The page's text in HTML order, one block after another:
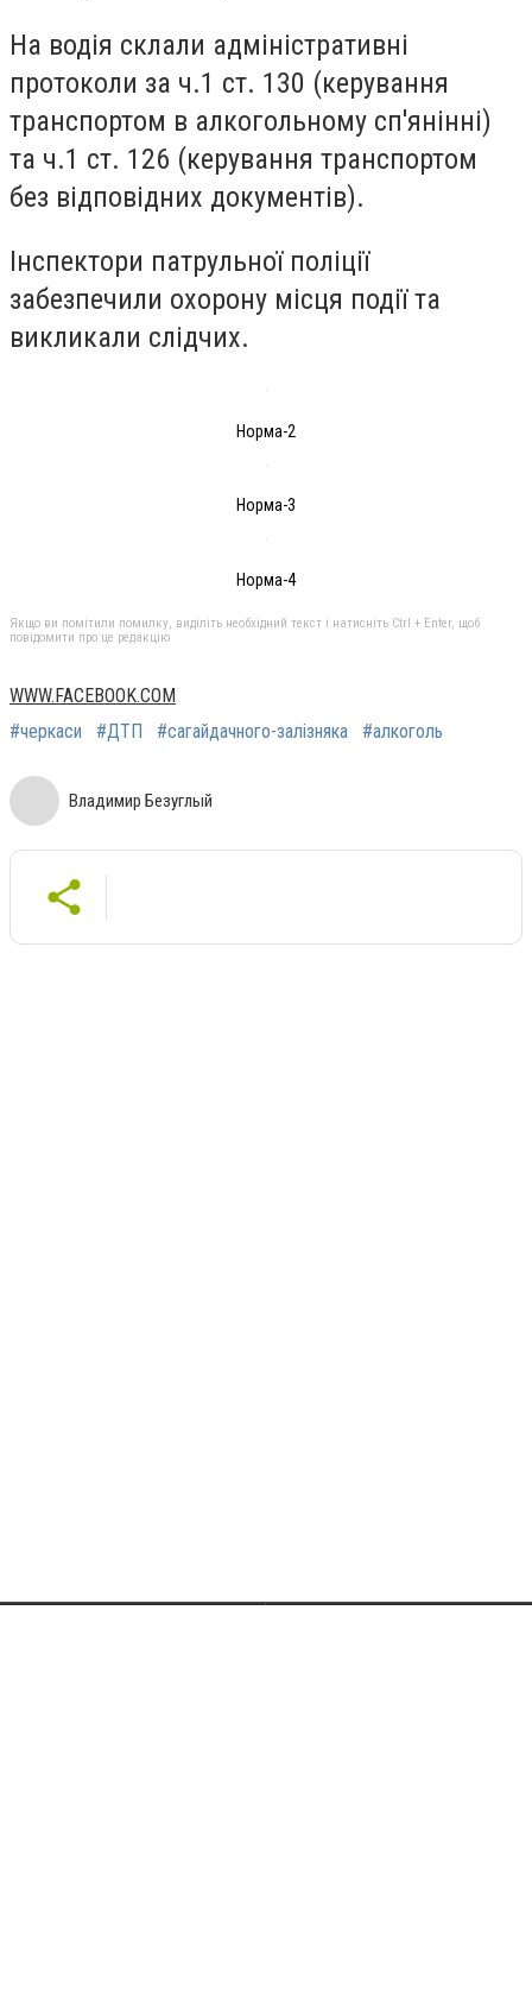
На водія склали адміністративні
протоколи за ч.1 ст. 130 (керування
транспортом в алкогольному сп'янінні)
та ч.1 ст. 126 (керування транспортом
без відповідних документів).
Інспектори патрульної поліції
забезпечили охорону місця події та
викликали слідчих.
Норма-2
Норма-3
Норма-4
Якщо ви помітили помилку, виділіть необхідний текст і натисніть Ctrl + Enter, щоб
повідомити про це редакцію
WWW.FACEBOOK.COM
#черкаси
#ДТП #сагайдачного-залізняка #алкоголь
Владимир Безуглый